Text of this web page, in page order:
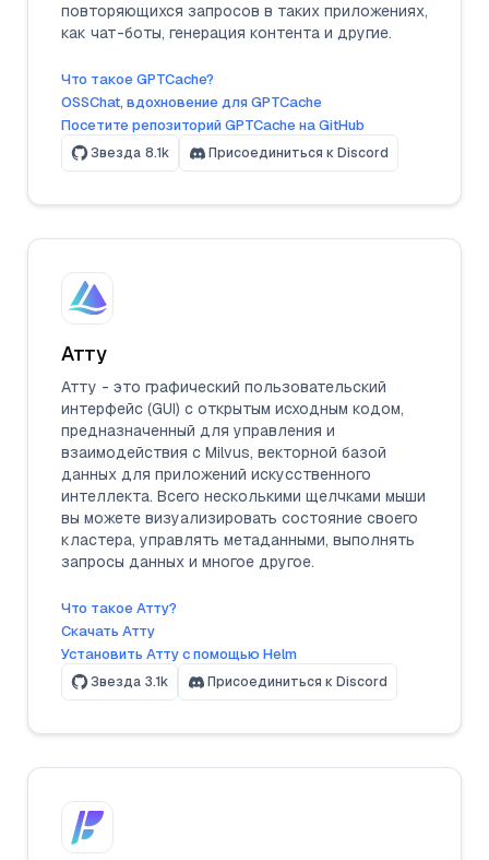
повторяющихся запросов в таких приложениях,
как чат-боты, генерация контента и другие.
Что такое GPTCache?
OSSChat, вдохновение для GPTCache
Посетите репозиторий GPTCache на GitHub
Звезда 8.1k Присоединиться к Discord
Атту
Атту - это графический пользовательский
интерфейс (GUI) с открытым исходным кодом,
предназначенный для управления и
взаимодействия с Milvus, векторной базой
данных для приложений искусственного
интеллекта. Всего несколькими щелчками мыши
вы можете визуализировать состояние своего
кластера, управлять метаданными, выполнять
запросы данных и многое другое.
Что такое Атту?
Скачать Атту
Установить Атту с помощью Helm
Звезда 3.1k Присоединиться к Discord